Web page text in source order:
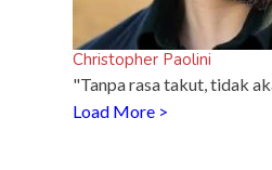
Christopher Paolini
"Tanpa rasa takut, tidak
Load More >